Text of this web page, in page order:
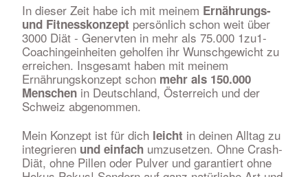
In dieser Zeit habe ich mit meinem Ernährungs-
und Fitnesskonzept persönlich schon weit über
3000 Diät - Genervten in mehr als 75.000 1zu1-
Coachingeinheiten geholfen ihr Wunschgewicht zu
erreichen. Insgesamt haben mit meinem
Ernährungskonzept schon mehr als 150.000
Menschen in Deutschland, Österreich und der
Schweiz abgenommen.
Mein Konzept ist für dich leicht in deinen Alltag zu
integrieren und einfach umzusetzen. Ohne Crash-
Diät, ohne Pillen oder Pulver und garantiert ohne